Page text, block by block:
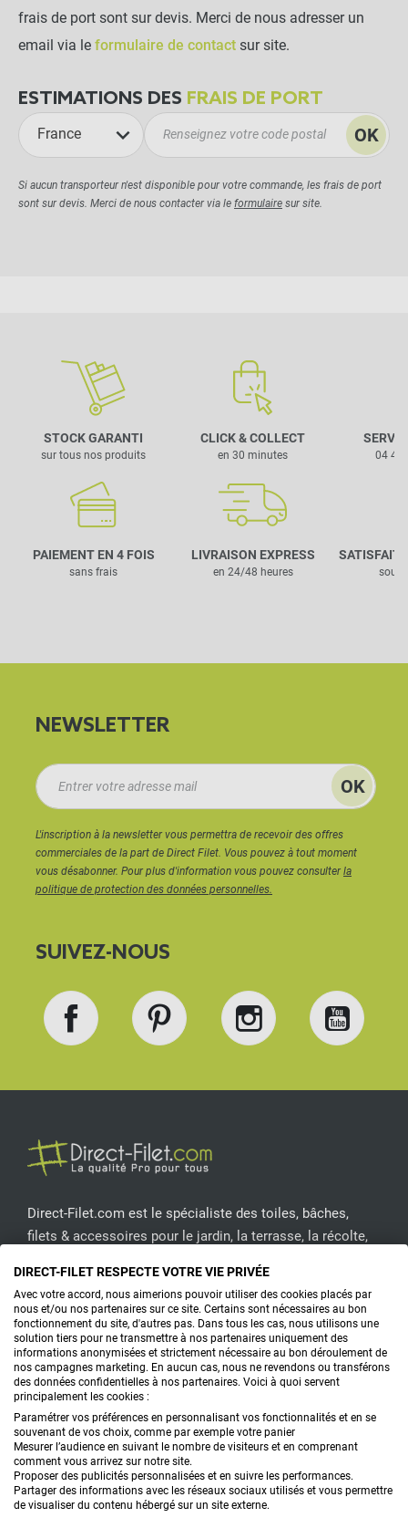
frais de port sont sur devis. Merci de nous adresser un
email via le formulaire de contact sur site.
ESTIMATIONS DES FRAIS DE PORT
France OK
Si aucun transporteur n'est disponible pour votre commande, les frais de port
sont sur devis. Merci de nous contacter via le formulaire sur site.
STOCK GARANTI
sur tous nos produits
CLICK & COLLECT
en 30 minutes
PAIEMENT EN 4 FOIS
sans frais
LIVRAISON EXPRESS
en 24/48 heures
04 42
SATISFAIT
sous
NEWSLETTER
L'inscription à la newsletter vous permettra de recevoir des offres
commerciales de la part de Direct Filet. Vous pouvez à tout moment
vous désabonner. Pour plus d'information vous pouvez consulterla
politique de protection des données personnelles.
SUIVEZ-NOUS
Direct-Filet.com est le spécialiste des toiles, bâches,
filets & accessoires pour le jardin, la terrasse, la récolte,
CONTACTEZ-NOUS
PRODUITS
CONSEILS
FAQ
DEMANDE DE DEVIS
DIRECT-FILET RESPECTE VOTRE VIE PRIVÉE
Avec votre accord, nous aimerions pouvoir utiliser des cookies placés par
nous et/ou nos partenaires sur ce site. Certains sont nécessaires au bon
fonctionnement du site, d'autres pas. Dans tous les cas, nous utilisons une
solution tiers pour ne transmettre à nos partenaires uniquement des
informations anonymisées et strictement nécessaire au bon déroulement de
nos campagnes marketing. En aucun cas, nous ne revendons ou transférons
des données confidentielles à nos partenaires. Voici à quoi servent
principalement les cookies :
Paramétrer vos préférences en personnalisant vos fonctionnalités et en se
souvenant de vos choix, comme par exemple votre panier
Mesurer l’audience en suivant le nombre de visiteurs et en comprenant
comment vous arrivez sur notre site.
Proposer des publicités personnalisées et en suivre les performances.
Partager des informations avec les réseaux sociaux utilisés et vous permettre
de visualiser du contenu hébergé sur un site externe.